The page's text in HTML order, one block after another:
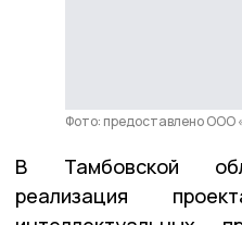
Фото: предоставлено ООО
В Тамбовской
реализация